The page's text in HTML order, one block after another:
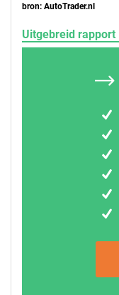
bron: AutoTrader.nl
Uitgebreid rapport